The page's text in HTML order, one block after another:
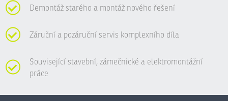
Demontáž starého a montáž nového řešení
Záruční a pozáruční servis komplexního díla
Související stavební, zámečnické a elektromontážní
práce